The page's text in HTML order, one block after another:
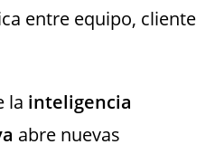
entre equipo, cliente
la inteligencia
abre nuevas